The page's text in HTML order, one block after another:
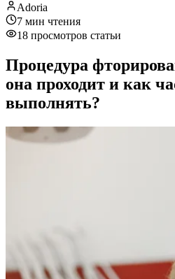
Adoria
7 мин чтения
18 просмотров статьи
Процедура
она проходит и как
выполнять?